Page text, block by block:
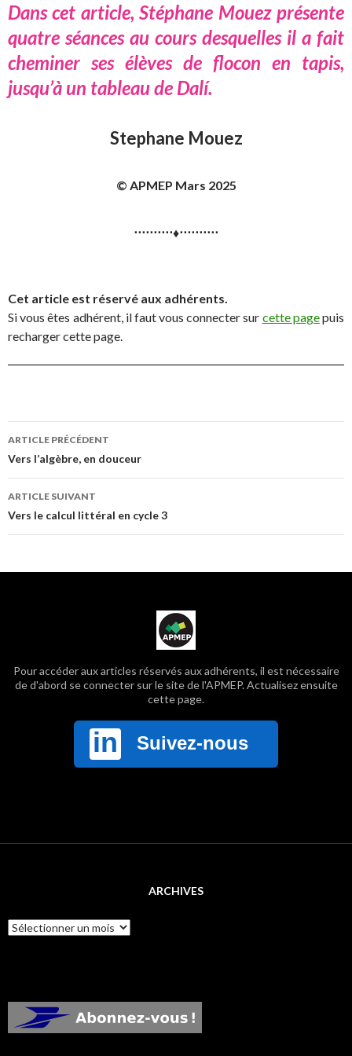
Dans cet article, Stéphane Mouez présente
quatre séances au cours desquelles il a fait
cheminer ses élèves de flocon en tapis,
jusqu’à un tableau de Dalí.
Stephane Mouez
© APMEP Mars 2025
⋅⋅⋅⋅⋅⋅⋅⋅⋅⋅♦⋅⋅⋅⋅⋅⋅⋅⋅⋅⋅
Cet article est réservé aux adhérents.
Si vous êtes adhérent, il faut vous connecter sur cette pagepuis
recharger cette page.
Navigation
des
articles
ARTICLE PRÉCÉDENT
Vers l’algèbre, en douceur
ARTICLE SUIVANT
Vers le calcul littéral en cycle 3
Pour accéder aux articles réservés aux adhérents, il est nécessaire
de d'abord se connecter sur le site de l'APMEP. Actualisez ensuite
cette page.
ARCHIVES
Archives